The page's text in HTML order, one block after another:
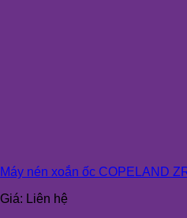
Máy nén xoắn ốc COPELAND
Giá: Liên hệ